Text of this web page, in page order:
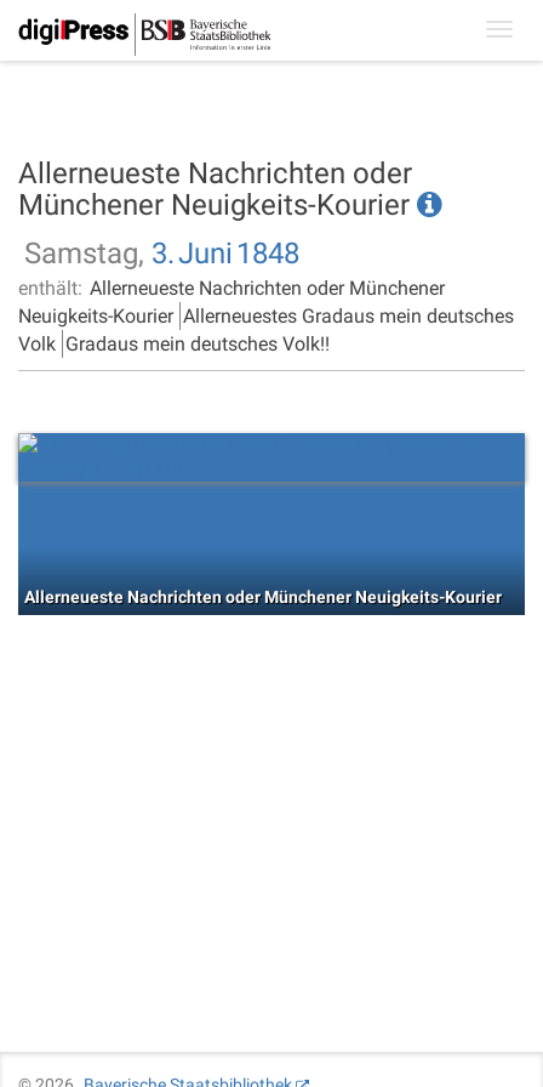
Allerneueste Nachrichten oder
Münchener Neuigkeits-Kourier
Samstag, 3.Juni 1848
enthält: Allerneueste Nachrichten oder Münchener
Neuigkeits-Kourier Allerneuestes Gradaus mein deutsches
Volk Gradaus mein deutsches Volk!!
Allerneueste Nachrichten oder Münchener Neuigkeits-Kourier